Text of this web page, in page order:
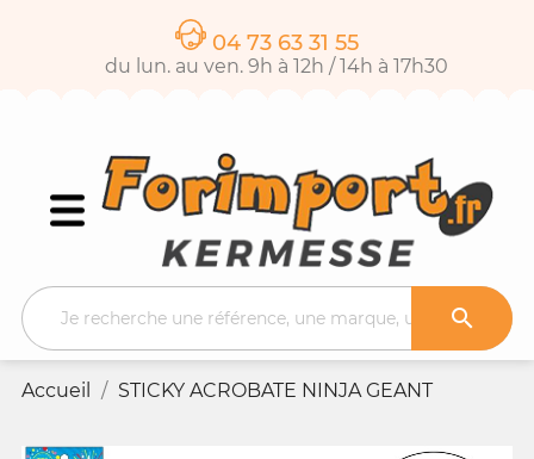
04 73 63 31 55
du lun. au ven. 9h à 12h / 14h à 17h30

Accueil STICKY ACROBATE NINJA GEANT